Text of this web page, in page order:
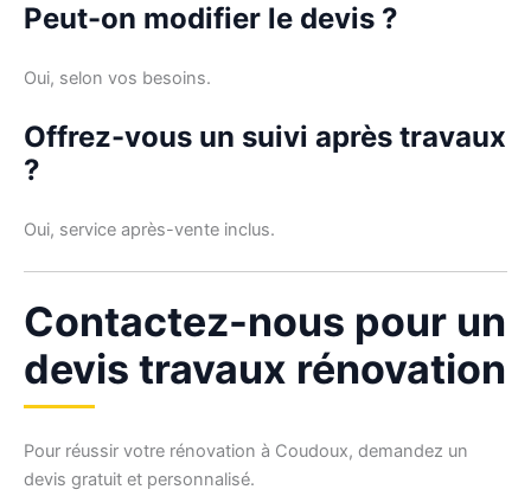
Peut-on modifier le devis ?
Oui, selon vos besoins.
Offrez-vous un suivi après travaux
?
Oui, service après-vente inclus.
Contactez-nous pour un
devis travaux rénovation
Pour réussir votre rénovation à Coudoux, demandez un
devis gratuit et personnalisé.